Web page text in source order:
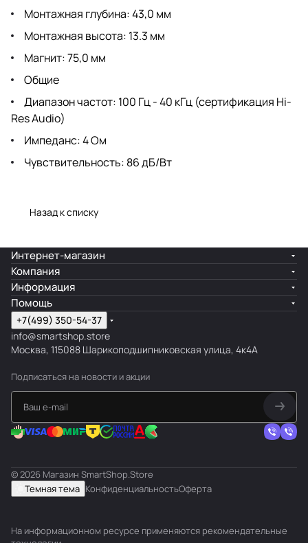
Монтажная глубина: 43,0 мм
Монтажная высота: 13.3 мм
Магнит: 75,0 мм
Общие
Диапазон частот: 100 Гц - 40 кГц (сертификация Hi-
Res Audio)
Импеданс: 4 Ом
Чувствительность: 86 дБ/Вт
Назад к списку
Интернет-магазин
Компания
Информация
Помощь
+7(499) 350-54-37
info@smartshop.store
Москва, 115088 Шарикоподшипниковская улица, 4к4А
Подписаться на новости и акции
© 2026 Магазин SmartShop.Store
Темная тема КонфиденциальностьОферта
На информационном ресурсе применяются рекомендательные